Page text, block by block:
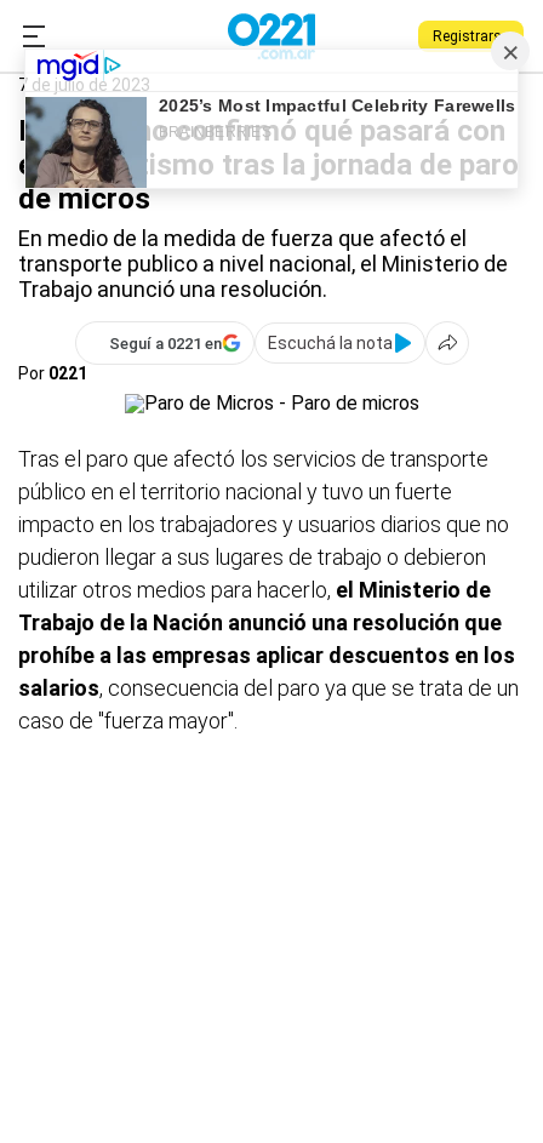
Registrarse
0221.com.ar
Paro de transporte
7 de julio de 2023
El Gobierno confirmó qué pasará con
el presentismo tras la jornada de paro
de micros
En medio de la medida de fuerza que afectó el
transporte publico a nivel nacional, el Ministerio de
Trabajo anunció una resolución.
Seguí a 0221 en
Escuchá la nota
Por 0221
Tras el paro que afectó los servicios de transporte
público en el territorio nacional y tuvo un fuerte
impacto en los trabajadores y usuarios diarios que no
pudieron llegar a sus lugares de trabajo o debieron
utilizar otros medios para hacerlo, el Ministerio de
Trabajo de la Nación anunció una resolución que
prohíbe a las empresas aplicar descuentos en los
salarios, consecuencia del paro ya que se trata de un
caso de "fuerza mayor".